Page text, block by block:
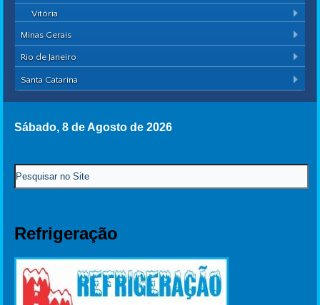
Vitória
Minas Gerais
Rio de Janeiro
Santa Catarina
Sábado, 8 de Agosto de 2026
Refrigeração